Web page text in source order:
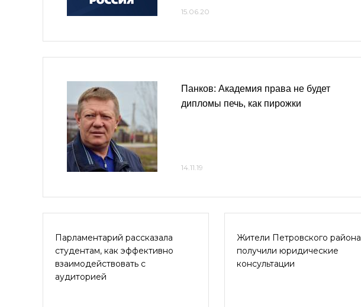
15.06.20
Панков: Академия права не будет
дипломы печь, как пирожки
14.11.19
Парламентарий рассказала
студентам, как эффективно
взаимодействовать с
аудиторией
Жители Петровского района
получили юридические
консультации